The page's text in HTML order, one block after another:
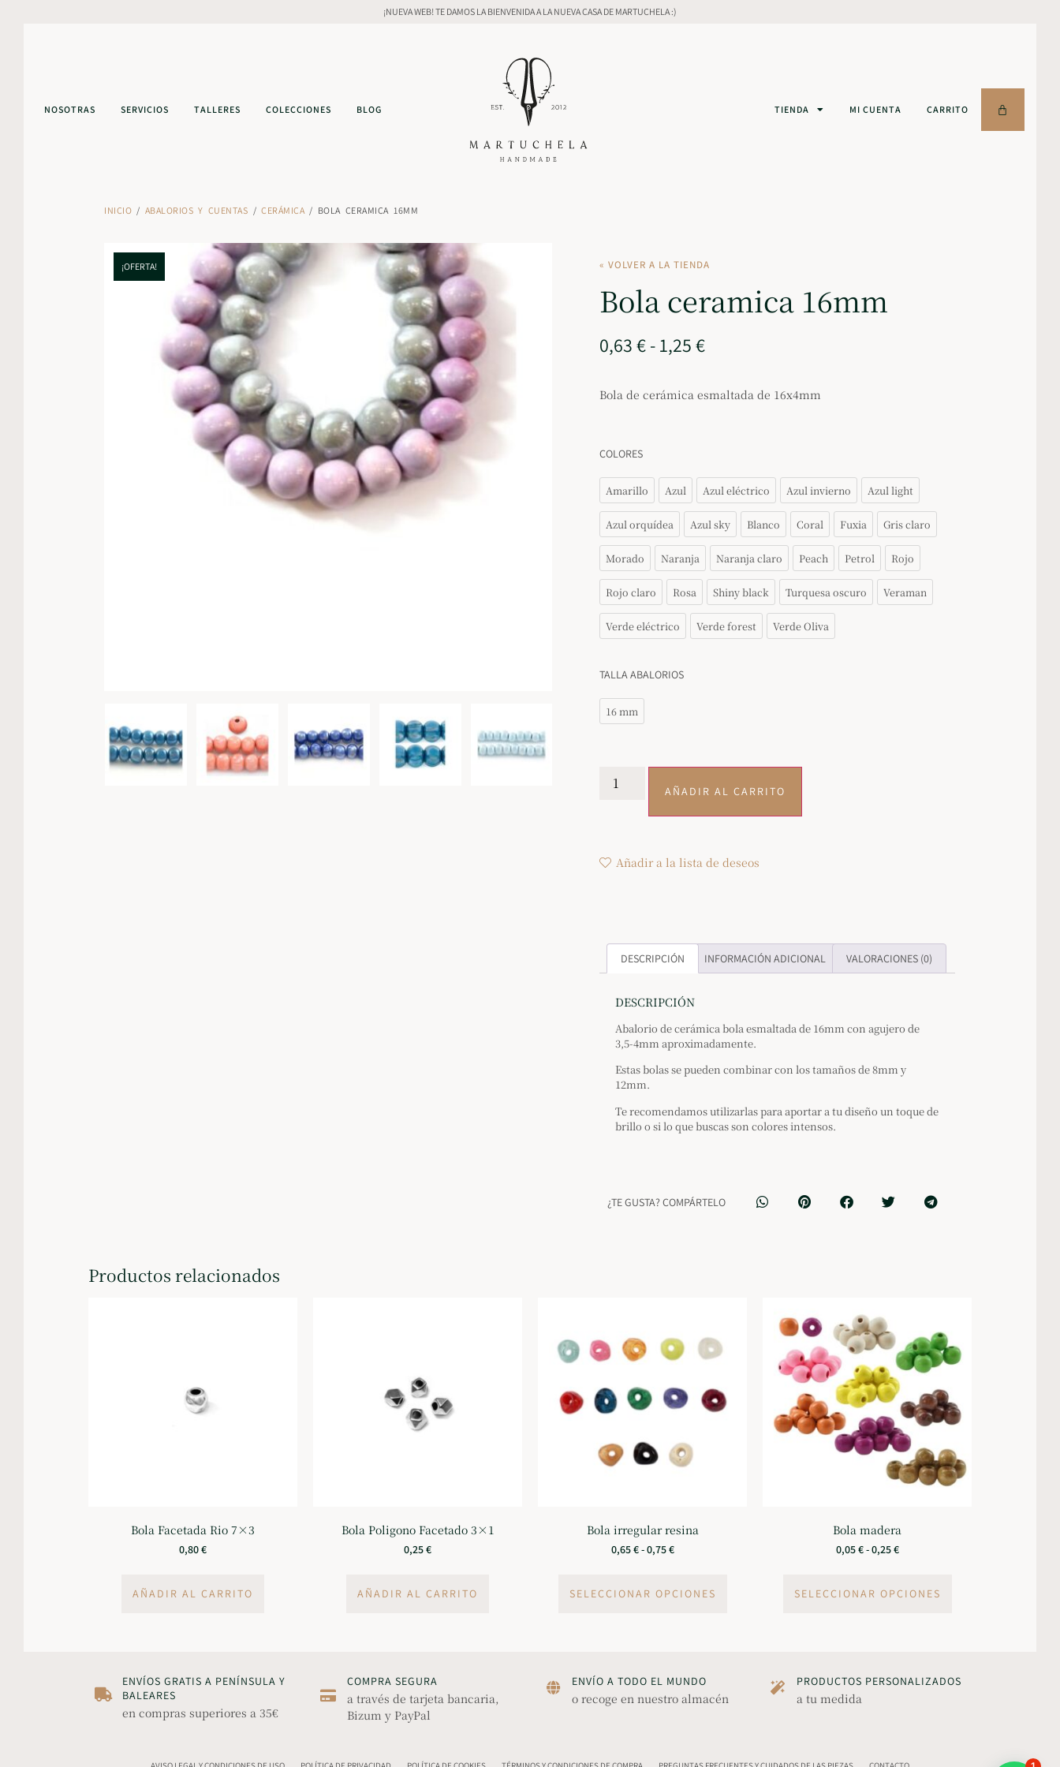
¡NUEVA WEB! TE DAMOS LA BIENVENIDA A LA NUEVA CASA DE MARTUCHELA :)
NOSOTRAS SERVICIOS TALLERES COLECCIONES BLOG TIENDA MI CUENTA CARRITO
INICIO / ABALORIOS Y CUENTAS /CERÁMICA/ BOLA CERAMICA 16MM
¡OFERTA!
¡OFERTA! « VOLVER A LA TIENDA
Bola ceramica 16mm
0,63€-1,25€
Bola de cerámica esmaltada de 16x4mm
COLORES
Amarillo Azul Azul eléctrico Azul invierno Azul light
Azul orquídea Azul sky Blanco Coral Fuxia Gris claro
Morado Naranja Naranja claro Peach Petrol Rojo
Rojo claro Rosa Shiny black Turquesa oscuro Veraman
Verde eléctrico Verde forest Verde Oliva
TALLA ABALORIOS
16 mm
AÑADIR AL CARRITO
Añadir a la lista de deseos
DESCRIPCIÓN INFORMACIÓN ADICIONAL VALORACIONES (0)
DESCRIPCIÓN
Abalorio de cerámica bola esmaltada de 16mm con agujero de
3,5-4mm aproximadamente.
Estas bolas se pueden combinar con los tamaños de 8mm y
12mm.
Te recomendamos utilizarlas para aportar a tu diseño un toque de
brillo o si lo que buscas son colores intensos.
¿TE GUSTA? COMPÁRTELO
Productos relacionados
Bola Facetada Rio 7×3
0,80€
AÑADIR AL CARRITO
Bola Poligono Facetado 3×1
0,25€
AÑADIR AL CARRITO
Bola irregular resina
0,65€-0,75€
SELECCIONAR OPCIONES
Bola madera
0,05€-0,25€
SELECCIONAR OPCIONES
ENVÍOS GRATIS A PENÍNSULA Y
BALEARES
en compras superiores a 35€
COMPRA SEGURA
a través de tarjeta bancaria,
Bizum y PayPal
ENVÍO A TODO EL MUNDO
o recoge en nuestro almacén
PRODUCTOS PERSONALIZADOS
a tu medida